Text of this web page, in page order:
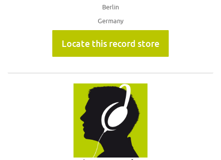
Berlin
Germany
Locate this record store